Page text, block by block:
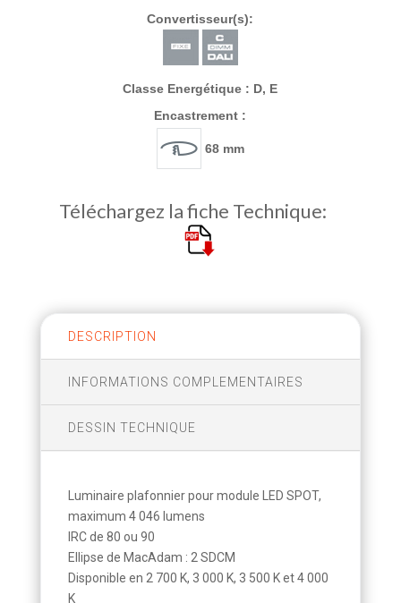
Convertisseur(s):
Classe Energétique : D, E
Encastrement :
68 mm
Téléchargez la fiche Technique:
DESCRIPTION
INFORMATIONS COMPLEMENTAIRES
DESSIN TECHNIQUE
Luminaire plafonnier pour module LED SPOT,
maximum 4 046 lumens
IRC de 80 ou 90
Ellipse de MacAdam : 2 SDCM
Disponible en 2 700 K, 3 000 K, 3 500 K et 4 000
K